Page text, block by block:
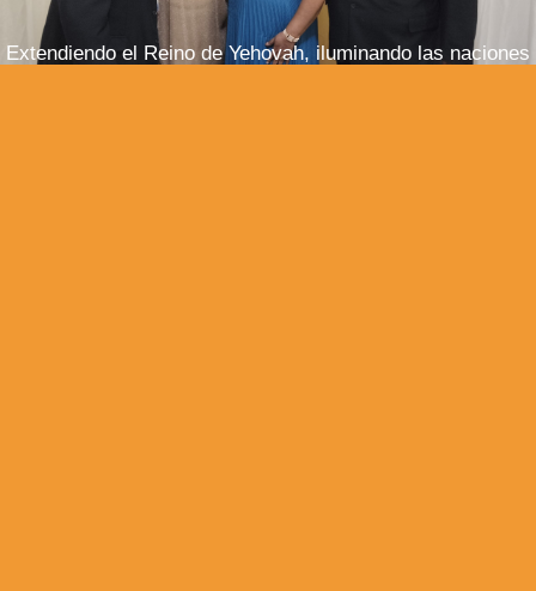
Extendiendo el Reino de Yehovah, iluminando las naciones